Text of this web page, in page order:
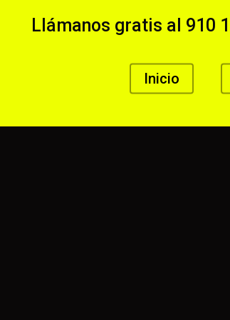
Llámanos gratis al 910
Inicio